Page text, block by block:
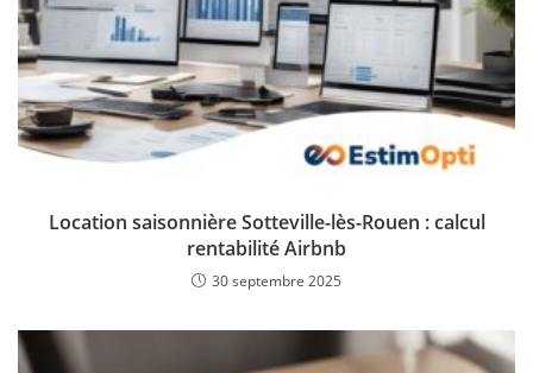
Location saisonnière Sotteville-lès-Rouen : calcul
rentabilité Airbnb
30 septembre 2025